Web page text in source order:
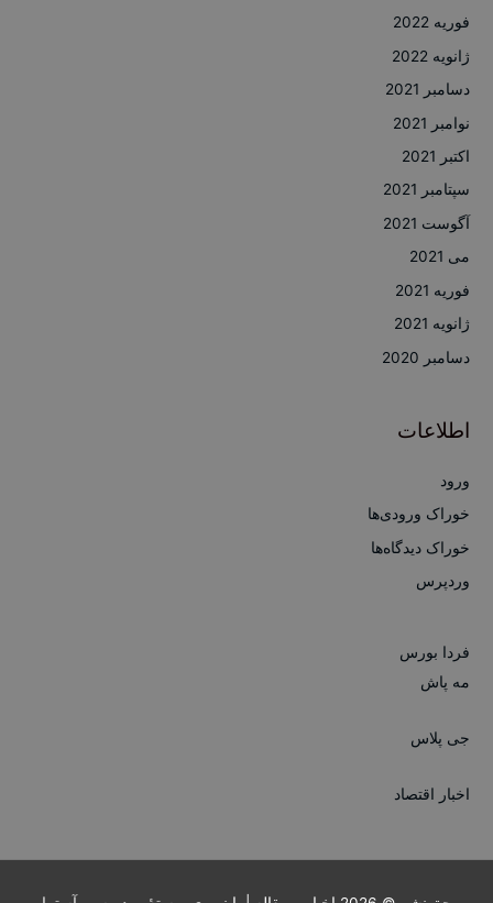
فوریه 2022
ژانویه 2022
دسامبر 2021
نوامبر 2021
اکتبر 2021
سپتامبر 2021
آگوست 2021
می 2021
فوریه 2021
ژانویه 2021
دسامبر 2020
اطلاعات
ورود
خوراک ورودی‌ها
خوراک دیدگاه‌ها
وردپرس
فردا بورس
مه پاش
جی پلاس
اخبار اقتصاد